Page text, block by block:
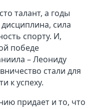
талант, а годы
сила
спорту. И,
победе
– Леониду
стали для
к успеху.
придает и то, что